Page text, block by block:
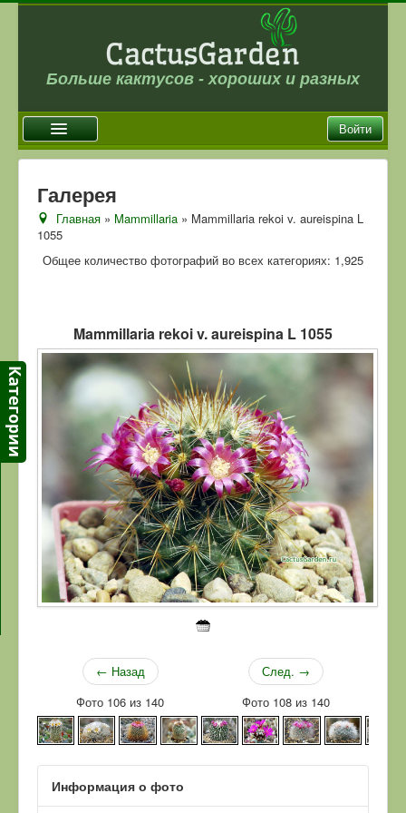
Больше кактусов - хороших и разных
Войти
Новости
Галерея
Магазин
Отзывы
Ссылки
Контакты
Галерея
Главная » Mammillaria » Mammillaria rekoi v. aureispina L
1055
Общее количество фотографий во всех категориях: 1,925
Mammillaria rekoi v. aureispina L 1055
← Назад
Фото 106 из 140
След. →
Фото 108 из 140
Информация о фото